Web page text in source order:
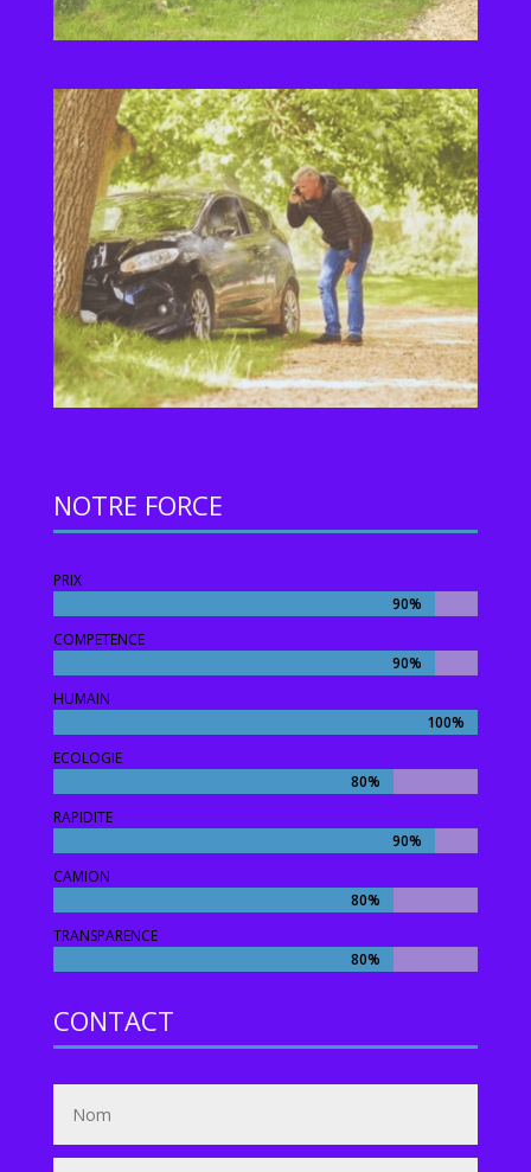
NOTRE FORCE
PRIX
90%
90%
COMPETENCE
90%
90%
HUMAIN
100%
100%
ECOLOGIE
80%
80%
RAPIDITE
90%
90%
CAMION
80%
80%
TRANSPARENCE
80%
80%
CONTACT